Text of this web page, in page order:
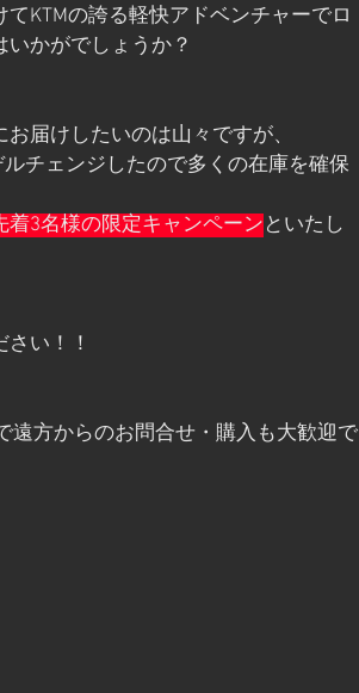
KTMの誇る軽快アドベンチャーでロ
かがでしょうか？
届けしたいのは山々ですが、
ルチェンジしたので多くの在庫を確保
3名様の限定キャンペーン といたし
い！！
遠方からのお問合せ・購入も大歓迎で